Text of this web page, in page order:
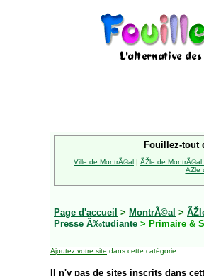
Fouillez-tout
Ville de MontrÃ©al | ÃŽle de
ÃŽle
Page d'accueil > MontrÃ©al >
Presse Ã‰tudiante > Primaire &
Ajoutez votre site dans cette catégorie
Il n'y pas de sites inscrits dans